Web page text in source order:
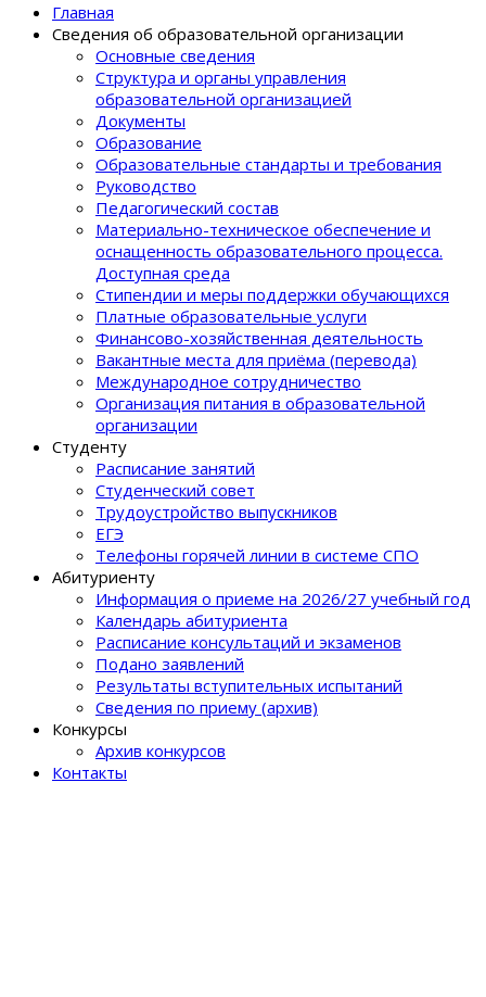
Главная
Сведения об образовательной организации
Основные сведения
Структура и органы управления
образовательной организацией
Документы
Образование
Образовательные стандарты и требования
Руководство
Педагогический состав
Материально-техническое обеспечение и
оснащенность образовательного процеcса.
Доступная среда
Стипендии и меры поддержки обучающихся
Платные образовательные услуги
Финансово-хозяйственная деятельность
Вакантные места для приёма (перевода)
Международное сотрудничество
Организация питания в образовательной
организации
Студенту
Расписание занятий
Студенческий совет
Трудоустройство выпускников
ЕГЭ
Телефоны горячей линии в системе СПО
Абитуриенту
Информация о приеме на 2026/27 учебный год
Календарь абитуриента
Расписание консультаций и экзаменов
Подано заявлений
Результаты вступительных испытаний
Сведения по приему (архив)
Конкурсы
Архив конкурсов
Контакты